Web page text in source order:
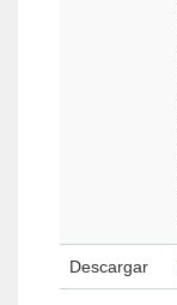
Descargar